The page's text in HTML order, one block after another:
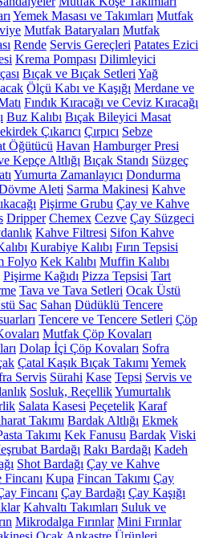
Yemek Masası ve Takımları Mutfak
Mutfak Bataryaları Mutfak
Rende Servis Gereçleri Patates Ezici
Krema Pompası Dilimleyici
Bıçak ve Bıçak Setleri Yağ
Ölçü Kabı ve Kaşığı Merdane ve
Fındık Kıracağı ve Ceviz Kıracağı
Buz Kalıbı Bıçak Bileyici Masat
Çıkarıcı Çırpıcı Sebze
Öğütücü Havan Hamburger Presi
Kepçe Altlığı Bıçak Standı Süzgeç
Yumurta Zamanlayıcı Dondurma
Aleti Sarma Makinesi Kahve
Pişirme Grubu Çay ve Kahve
Dripper Chemex Cezve Çay Süzgeci
Kahve Filtresi Sifon Kahve
Kurabiye Kalıbı Fırın Tepsisi
Folyo Kek Kalıbı Muffin Kalıbı
Pişirme Kağıdı Pizza Tepsisi Tart
Tava ve Tava Setleri Ocak Üstü
Sac Sahan Düdüklü Tencere
Tencere ve Tencere Setleri Çöp
Mutfak Çöp Kovaları
Dolap İçi Çöp Kovaları Sofra
Çatal Kaşık Bıçak Takımı Yemek
Servis Sürahi Kase Tepsi Servis ve
Sosluk, ReçellikYumurtalık
Salata Kasesi Peçetelik Karaf
Takımı Bardak Altlığı Ekmek
Takımı Kek Fanusu Bardak Viski
Bardağı Rakı Bardağı Kadeh
Shot Bardağı Çay ve Kahve
Kupa Fincan Takımı Çay
Fincanı Çay Bardağı Çay Kaşığı
Kahvaltı Takımları Suluk ve
Mikrodalga Fırınlar Mini Fırınlar